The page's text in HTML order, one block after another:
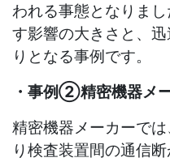
われる事態となりま
す影響の大きさと、
りとなる事例です。
・事例②精密機器メ
精密機器メーカーで
り検査装置間の通信